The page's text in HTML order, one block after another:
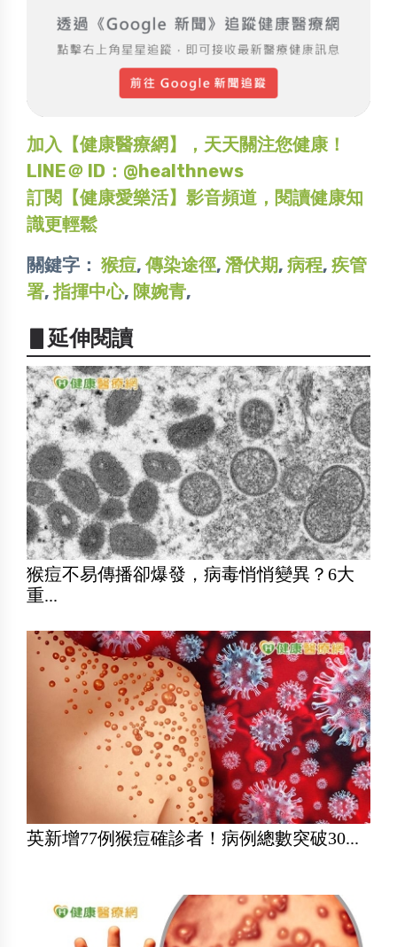
加入【健康醫療網】，天天關注您健康！
LINE＠ ID：@healthnews
訂閱【健康愛樂活】影音頻道，閱讀健康知
識更輕鬆
關鍵字： 猴痘,傳染途徑, 潛伏期, 病程, 疾管
署, 指揮中心, 陳婉青,
▋延伸閱讀
猴痘不易傳播卻爆發，病毒悄悄變異？6大
重...
英新增77例猴痘確診者！病例總數突破30...